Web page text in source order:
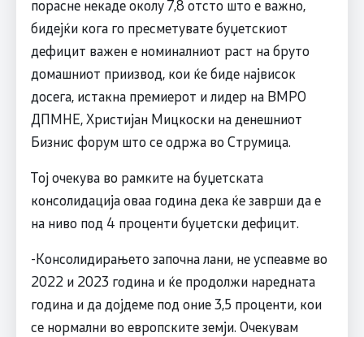
порасне некаде околу 7,8 отсто што е важно,
бидејќи кога го пресметувате буџетскиот
дефицит важен е номиналниот раст на бруто
домашниот приизвод, кои ќе биде највисок
досега, истакна премиерот и лидер на ВМРО
ДПМНЕ, Христијан Мицкоски на денешниот
Бизнис форум што се одржа во Струмица.
Тој очекува во рамките на буџетската
консолидација оваа година дека ќе заврши да е
на ниво под 4 проценти буџетски дефицит.
-Консолидирањето започна лани, не успеавме во
2022 и 2023 година и ќе продолжи наредната
година и да дојдеме под оние 3,5 проценти, кои
се нормални во европските земји. Очекувам